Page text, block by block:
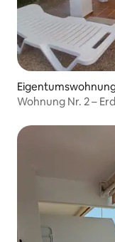
Wohnung Nr. 2 –